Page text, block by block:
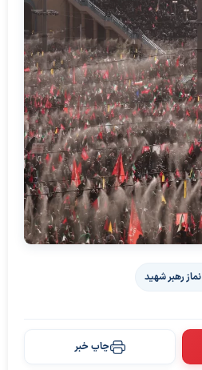
نماز رهبر شهید
چاپ خبر